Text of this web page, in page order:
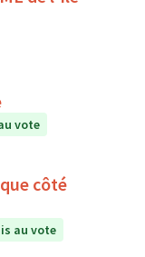
vote
côté
au vote